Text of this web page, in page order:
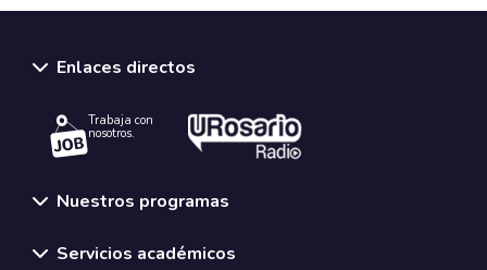
Enlaces directos
Trabaja con
nosotros.
Nuestros programas
Servicios académicos